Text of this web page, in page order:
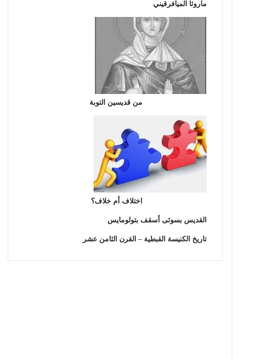
ماروثا الميافرقيني
من قديسين التوبة
اختلاف أم خلاف؟
القديس بسوثى أسقف بتولومايس
تاريخ الكنيسة القبطية – القرن الثامن عشر